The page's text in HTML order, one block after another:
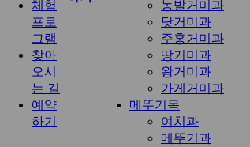
체험
프로
그램
찾아
오시
는 길
예약
하기
농발거미과
닷거미과
주홍거미과
땅거미과
왕거미과
가게거미과
메뚜기목
여치과
메뚜기과